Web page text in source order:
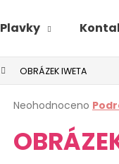
Plavky
OBRÁZEK IWETA
Průměrné
produktu
je
Neohodnoceno